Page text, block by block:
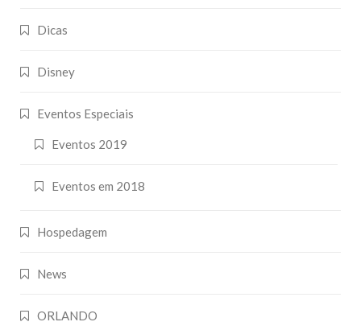
Dicas
Disney
Eventos Especiais
Eventos 2019
Eventos em 2018
Hospedagem
News
ORLANDO